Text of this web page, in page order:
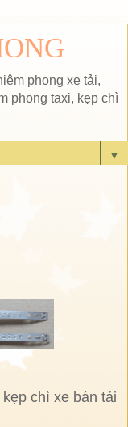
phong xe tải,
phong taxi, kẹp chì
▼
chì xe bán tải